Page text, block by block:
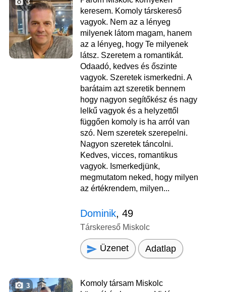
3
keresem. Komoly társkereső
vagyok. Nem az a lényeg
milyenek látom magam, hanem
az a lényeg, hogy Te milyenek
látsz. Szeretem a romantikát.
Odaadó, kedves és őszinte
vagyok. Szeretek ismerkedni. A
barátaim azt szeretik bennem
hogy nagyon segítőkész és nagy
lelkű vagyok és a helyzettől
függően komoly is ha arról van
szó. Nem szeretek szerepelni.
Nagyon szeretek táncolni.
Kedves, vicces, romantikus
vagyok. Ismerkedjünk,
megmutatom neked, hogy milyen
az értékrendem, milyen...
Dominik, 49
Társkereső Miskolc
Üzenet Adatlap
3
Komoly társam Miskolc